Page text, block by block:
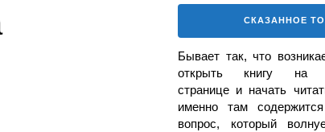
СКАЗАННОЕ
Бывает так, что
открыть книгу на
странице и начать
именно там
вопрос, который